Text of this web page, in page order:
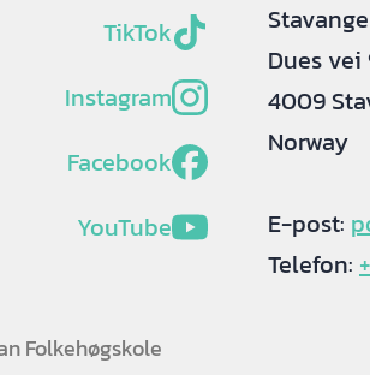
TikTok
Instagram
Facebook
YouTube
Dues vei
4009
Norway
E-post:
Telefon:
Folkehøgskole